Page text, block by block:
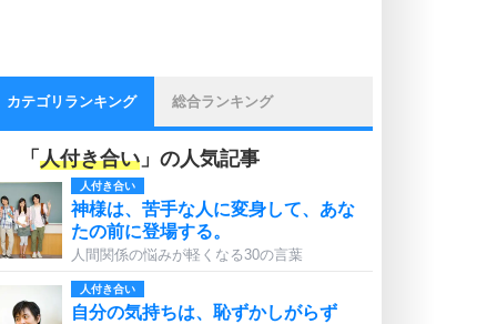
カテゴリランキング 総合ランキング
「 人付き合い 」の人気記事
人付き合い
神様は、苦手な人に変身して、あな
たの前に登場する。
人間関係の悩みが軽くなる30の言葉
人付き合い
自分の気持ちは、恥ずかしがらず